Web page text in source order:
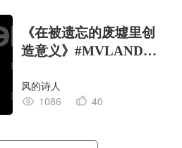
《在被遗忘的废墟里创
造意义》#MVLAND嘻
风的诗人
1086
40